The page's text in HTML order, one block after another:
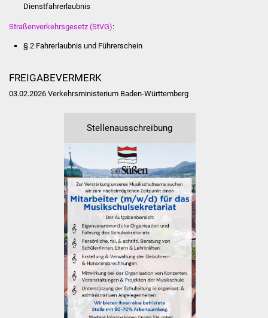
Suenergie
Gesundheit und Notfall
Ärzte und Apotheken
Pflege von Angehörigen
Hitzewarnung / UV-
Index
ÖPNV
Bürgerbus (MOBS)
Dienstfahrerlaubnis
Straßenverkehrsgesetz (StVG):
§ 2 Fahrerlaubnis und Führerschein
FREIGABEVERMERK
03.02.2026Verkehrsministerium Baden-Württemberg
Stellenausschreibung